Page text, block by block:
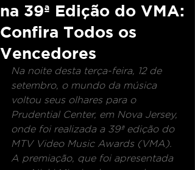
na 39ª Edição do VMA:
Confira Todos os
Vencedores
Na noite desta terça-feira, 12 de
setembro, o mundo da música
voltou seus olhares para o
Prudential Center, em Nova Jersey,
onde foi realizada a 39ª edição do
MTV Video Music Awards (VMA).
A premiação, que foi apresentada